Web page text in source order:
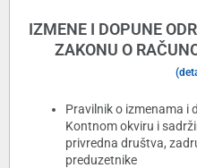
IZMENE I DOPUNE
ZAKONU O
Pravilnik o izmenama i
Kontnom okviru i
privredna društva,
preduzetnike